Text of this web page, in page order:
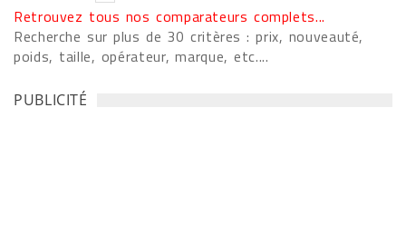
Retrouvez tous nos comparateurs complets...
Recherche sur plus de 30 critères : prix, nouveauté,
poids, taille, opérateur, marque, etc....
PUBLICITÉ